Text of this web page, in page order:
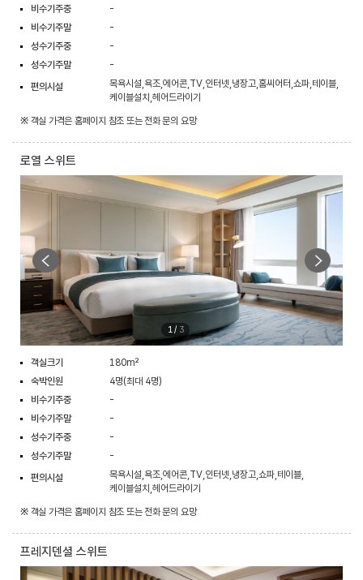
비수기주중
-
비수기주말
-
성수기주중
-
성수기주말
-
편의시설
목욕시설,욕조,에어콘,TV,인터넷,냉장고,홈씨어터,쇼파,테이블,
케이블설치,헤어드라이기
※ 객실 가격은 홈페이지 참조 또는 전화 문의 요망
로열 스위트
1 / 3
객실크기
180m²
숙박인원
4명(최대 4명)
비수기주중
-
비수기주말
-
성수기주중
-
성수기주말
-
편의시설
목욕시설,욕조,에어콘,TV,인터넷,냉장고,쇼파,테이블,
케이블설치,헤어드라이기
※ 객실 가격은 홈페이지 참조 또는 전화 문의 요망
프레지덴셜 스위트